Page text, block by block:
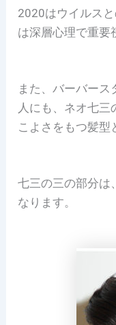
2020はウイルス
は深層心理で重要
また、バーバー
人にも、ネオ七
こよさをもつ髪型
七三の三の部分は
なります。